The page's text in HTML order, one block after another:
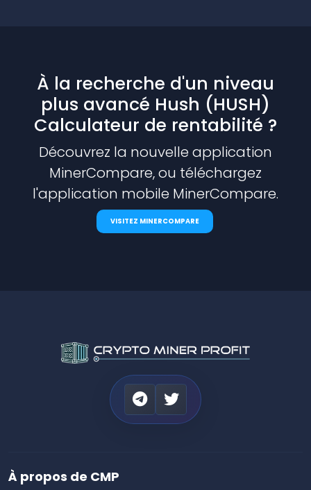
À la recherche d'un niveau
plus avancé Hush (HUSH)
Calculateur de rentabilité ?
Découvrez la nouvelle application
MinerCompare, ou téléchargez
l'application mobile MinerCompare.
VISITEZ MINERCOMPARE
À propos de CMP